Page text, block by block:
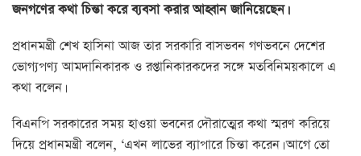
জনগণের কথা চিন্তা করে ব্যবসা করার আহ্বান জানিয়েছেন।
প্রধানমন্ত্রী শেখ হাসিনা আজ তার সরকারি বাসভবন গণভবনে দেশের
ভোগ্যপণ্য আমদানিকারক ও রপ্তানিকারকদের সঙ্গে মতবিনিময়কালে এ
কথা বলেন।
বিএনপি সরকারের সময় হাওয়া ভবনের দৌরাত্মের কথা স্মরণ করিয়ে
দিয়ে প্রধানমন্ত্রী বলেন, ‘এখন লাভের ব্যাপারে চিন্তা করেন। আগে তো